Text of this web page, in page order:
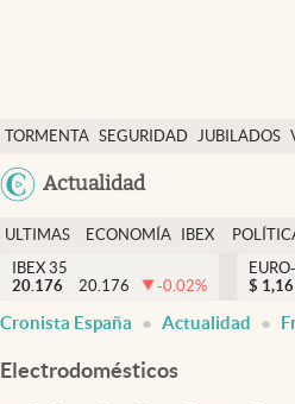
TORMENTA SEGURIDAD JUBILADOS
Actualidad
Economía y finanzas
Política
Actualidad
Criptomonedas
España
ULTIMAS
NOTICIAS
ECONOMÍA
FINANZAS
IBEX
EURO
IBEX 35
20.176
20.176 -0.02%
$ 1,16
Cronista España Actualidad
Electrodomésticos